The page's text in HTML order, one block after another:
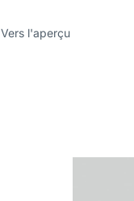
Vers l'aperçu